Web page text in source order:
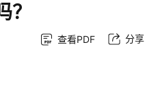
查看PDF 分享